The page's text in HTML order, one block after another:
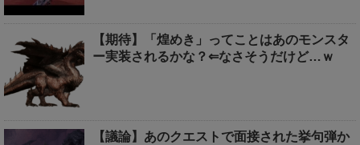
【期待】「煌めき」ってことはあのモンスタ
ー実装されるかな？⇐なさそうだけど…ｗ
【議論】あのクエストで面接された挙句弾か